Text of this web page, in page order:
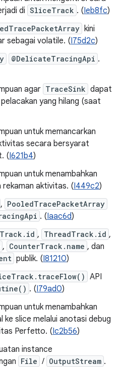
di SliceTrack . (Ieb8fc)
kini
sebagai volatile. (I75d2c)
@DelicateTracingApi .
agar TraceSink dapat
yang hilang (saat
untuk memancarkan
secara bersyarat
(I621b4)
untuk menambahkan
aktivitas. (I449c2)
, PooledTracePacketArray
. (Iaac6d)
, ThreadTrack.id ,
, CounterTrack.name , dan
publik. (I81210)
API
. (I79ad0)
untuk menambahkan
slice melalui anotasi debug
Perfetto. (Ic2b56)
instance
File / OutputStream .